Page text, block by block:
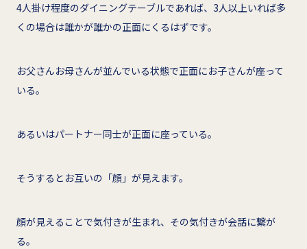
4人掛け程度のダイニングテーブルであれば、3人以上いれば多
くの場合は誰かが誰かの正面にくるはずです。
お父さんお母さんが並んでいる状態で正面にお子さんが座って
いる。
あるいはパートナー同士が正面に座っている。
そうするとお互いの「顔」が見えます。
顔が見えることで気付きが生まれ、その気付きが会話に繋が
る。